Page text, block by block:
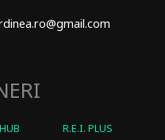
R.E.I. PLUS